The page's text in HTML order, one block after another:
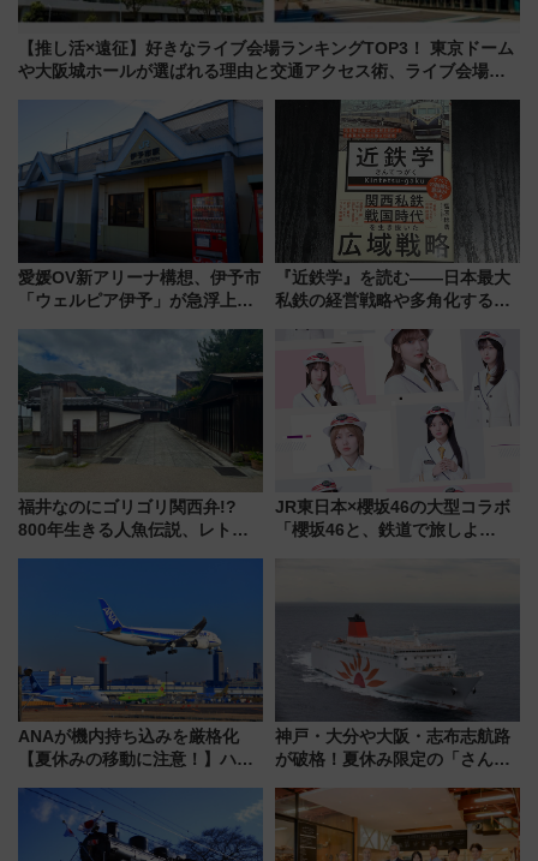
【推し活×遠征】好きなライブ会場ランキングTOP3！ 東京ドーム
や大阪城ホールが選ばれる理由と交通アクセス術、ライブ会場に
愛媛OV新アリーナ構想、伊予市
「ウェルピア伊予」が急浮上！
で探る鉄道アクセスの未来
『近鉄学』を読む――日本最大
私鉄の経営戦略や多角化する事
にする一冊
福井なのにゴリゴリ関西弁!?
800年生きる人魚伝説、レトロ
に最適な小浜の歩き方
JR東日本×櫻坂46の大型コラボ
「櫻坂46と、鉄道で旅しよ
ANAが機内持ち込みを厳格化
【夏休みの移動に注意！】ハン
「身の回り品」新サイズ制限
(40×30×20cm)おさらい
神戸・大分や大阪・志布志航路
が破格！夏休み限定の「さんふ
ート 夕朝食ビュッフェ付きで
快適な船旅はいかが？